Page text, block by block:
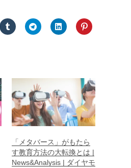
「メタバース」がもたら
す教育方法の大転換とは |
News&Analysis | ダイヤモ